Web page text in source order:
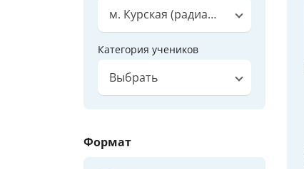
м. Курская (радиальная)
Категория учеников
Выбрать
Формат